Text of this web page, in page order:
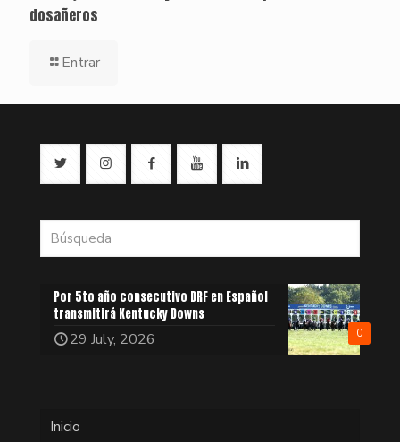
dosañeros
Entrar
0
Por 5to año consecutivo DRF en Español
transmitirá Kentucky Downs
29 July, 2026
Inicio